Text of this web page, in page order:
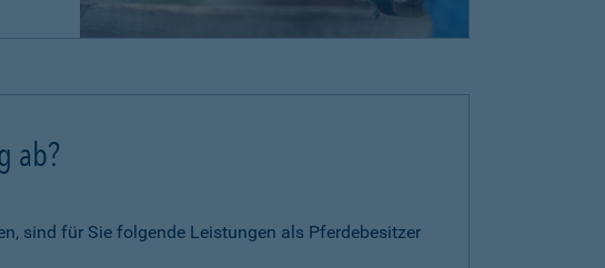
ab?
sind für Sie folgende Leistungen als Pferdebesitzer